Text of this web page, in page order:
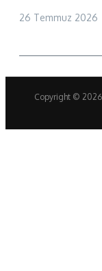
26 Temmuz 2026
Copyright © 2026